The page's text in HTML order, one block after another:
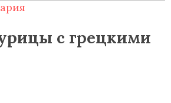
с грецкими